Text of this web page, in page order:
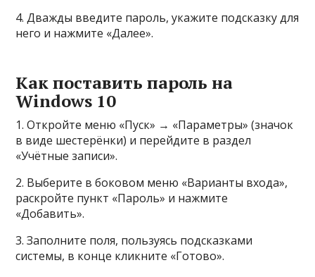
4. Дважды введите пароль, укажите подсказку для
него и нажмите «Далее».
Как поставить пароль на
Windows 10
1. Откройте меню «Пуск» → «Параметры» (значок
в виде шестерёнки) и перейдите в раздел
«Учётные записи».
2. Выберите в боковом меню «Варианты входа»,
раскройте пункт «Пароль» и нажмите
«Добавить».
3. Заполните поля, пользуясь подсказками
системы, в конце кликните «Готово».